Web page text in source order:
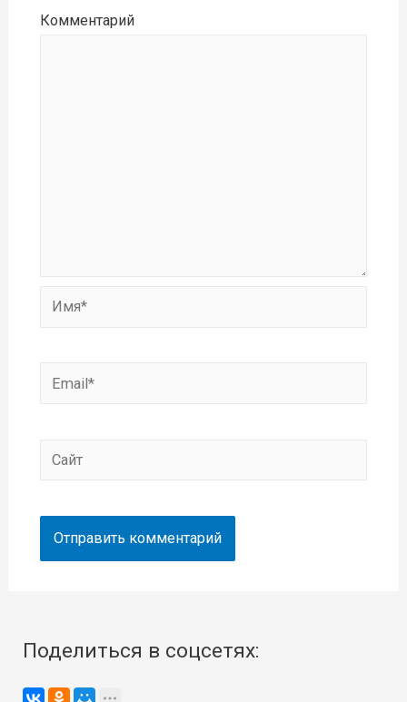
Комментарий
Имя*
Email*
Сайт
Поделиться в соцсетях: